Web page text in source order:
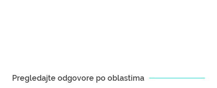
Pregledajte odgovore po oblastima